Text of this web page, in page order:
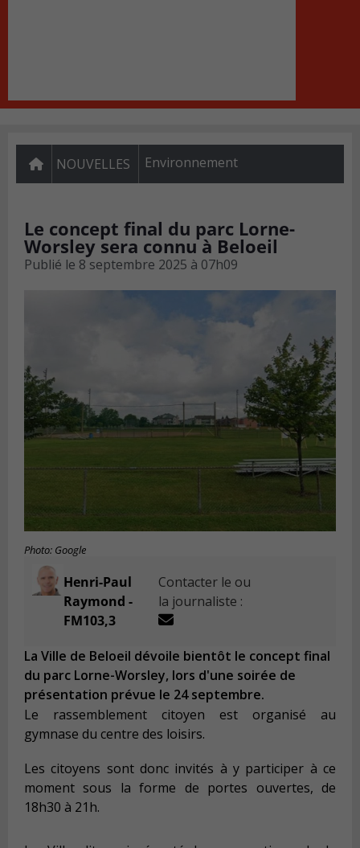
NOUVELLES Environnement
Le concept final du parc Lorne-
Worsley sera connu à Beloeil
Publié le 8 septembre 2025 à 07h09
Photo: Google
Henri-Paul
Raymond -
FM103,3
Contacter le ou
la journaliste :
La Ville de Beloeil dévoile bientôt le concept final
du parc Lorne-Worsley, lors d'une soirée de
présentation prévue le 24 septembre.
Le rassemblement citoyen est organisé au
gymnase du centre des loisirs.
Les citoyens sont donc invités à y participer à ce
moment sous la forme de portes ouvertes, de
18h30 à 21h.